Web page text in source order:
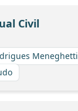
Civil
Meneghetti